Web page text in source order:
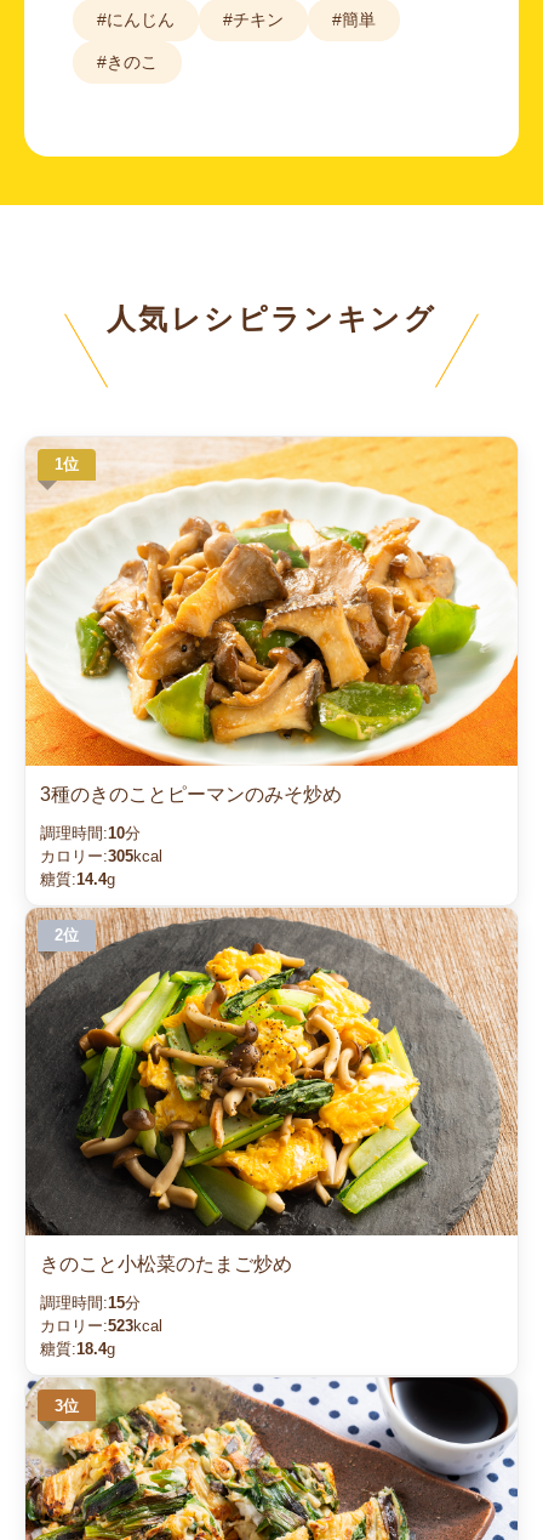
#にんじん #チキン #簡単
#きのこ
人気レシピランキング
3種のきのことピーマンのみそ炒め
調理時間:10分
カロリー:305kcal
糖質:14.4g
きのこと小松菜のたまご炒め
調理時間:15分
カロリー:523kcal
糖質:18.4g